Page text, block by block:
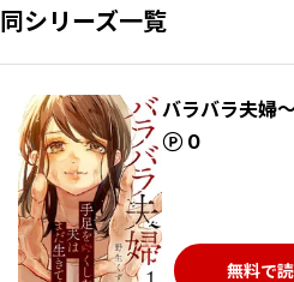
同シリーズ一覧
バラバラ夫婦
0
ポイント
無料で